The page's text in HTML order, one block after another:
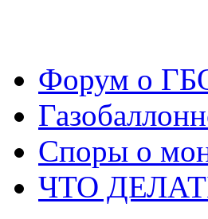
Форум о
Споры о
ЧТО